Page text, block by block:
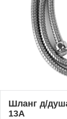
Шланг д/
13А